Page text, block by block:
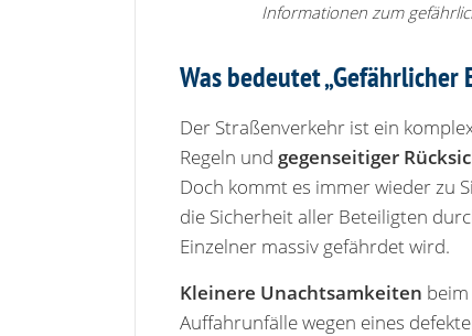
Informationen zum
Was bedeutet
Der Straßenverkehr ist ein
Regeln und gegenseitiger
Doch kommt es immer wieder zu
die Sicherheit aller Beteiligten
Einzelner massiv gefährdet wird.
Kleinere Unachtsamkeiten
Auffahrunfälle wegen eines